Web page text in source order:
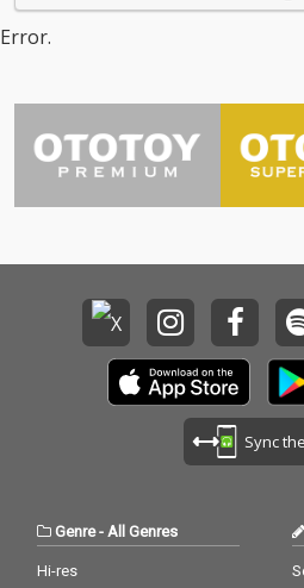
Error.
Sync
Genre- All Genres
Hi-res